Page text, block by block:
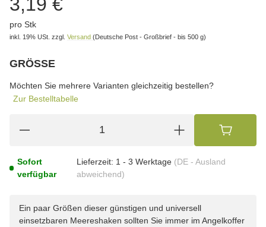
pro Stk
inkl. 19% USt. zzgl. Versand (Deutsche Post - Großbrief - bis 500 g)
GRÖSSE
Möchten Sie mehrere Varianten gleichzeitig bestellen?
Zur Bestelltabelle
Sofort
verfügbar
Lieferzeit: 1 - 3 Werktage (DE - Ausland
abweichend)
Ein paar Größen dieser günstigen und universell
einsetzbaren Meereshaken sollten Sie immer im Angelkoffer